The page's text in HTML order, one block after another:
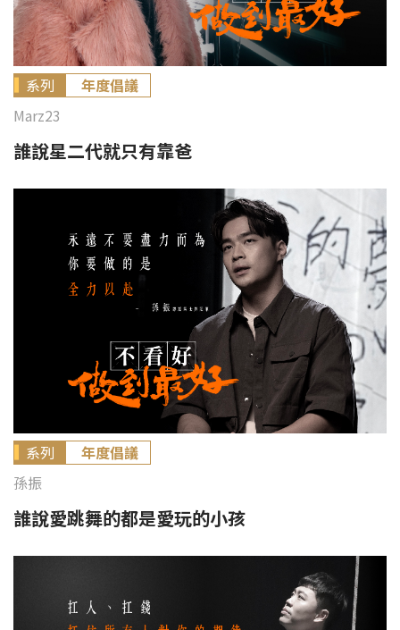
系列
年度倡議
Marz23
誰說星二代就只有靠爸
系列
年度倡議
孫振
誰說愛跳舞的都是愛玩的小孩